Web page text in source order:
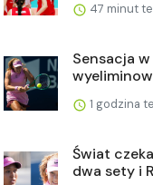
47 minut
Sensacja
1 godzina
Świat
dwa sety i